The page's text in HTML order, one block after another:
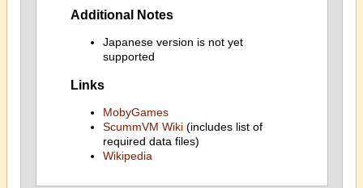
Additional Notes
Japanese version is not yet
supported
Links
MobyGames
ScummVM Wiki(includes list of
required data files)
Wikipedia